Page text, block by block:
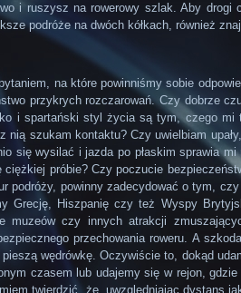
i ruszysz na rowerowy szlak. Aby
podróże na dwóch kółkach, również
na które powinniśmy sobie
przykrych rozczarowań. Czy dobrze
i spartański styl życia są tym, czego
szukam kontaktu? Czy uwielbiam
się wysilać i jazda po płaskim sprawia
próbie? Czy poczucie
podróży, powinny zadecydować o tym,
Grecję, Hiszpanię czy też Wyspy
muzeów czy innych atrakcji
przechowania roweru. A
wędrówkę. Oczywiście to, dokąd
czasem lub udajemy się w rejon,
twierdzić, że, uwzględniając dystans